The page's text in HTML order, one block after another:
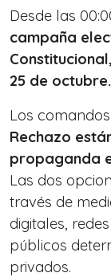
Desde las
campaña
25 de octubre.
Los
Rechazo
propaganda
Las dos
través de
digitales,
públicos
privados.